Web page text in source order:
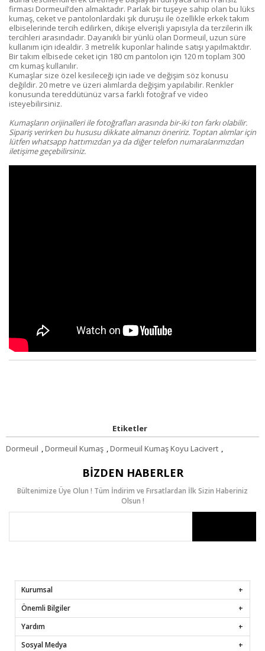
firması Dormeuil’den almaktadır. Parlak bir tuşeye sahip olan bu lüks
kumaş, ceket ve pantolonlardaki şık duruşu ile özellikle erkek takım
elbiselerinde tercih edilirken, dikişe elverişli yapısıyla da terzilerin ilk
tercihleri arasındadır. Dayanıklı bir yünlü olan Dormeuil, uzun süre
kullanım için idealdir. 3 metrelik kuponlar halinde satışı yapılmaktdır.
Bir takım elbisede ceket için 180 cm pantolon için 120 m toplam 300
cm kumaş kullanılır.
Kumaşlar size özel kesileceği için iade ve değişim söz konusu
değildir. 20 metre ve üzeri alımlarda değişim yapılabilir. Renkler
konusunda tereddütünüz varsa farklı fotoğraf ve video
isteyebilirsiniz.
Kumaşların orijinalleri ile fotoğrafları arasında bir-iki ton farkı olabilir.
Sipariş verirken bu hususu dikkate almanızı öneririz. Toptan alımlar için
lütfen whatsapp hattımızdan ya da diğer telefon numaralarımızdan
iletişime geçebilirsiniz.
Etiketler
Dormeuil ,Dormeuil Kumaş ,Dormeuil Kumaş Koyu Lacivert ,
BIZDEN HABERLER
Bültenimize Üye Olun ! Tüm İndirim ve Fırsatlardan İlk Sizin Haberiniz
Olsun !
Kurumsal
Önemli Bilgiler
Yardım
Sosyal Medya